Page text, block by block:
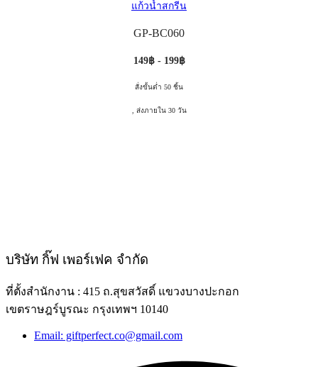
แก้วน้ำสกรีน
GP-BC060
149฿ - 199฿
สั่งขั้นต่ำ 50 ชิ้น
, ส่งภายใน 30 วัน
บริษัท กิ๊ฟ เพอร์เฟค จำกัด
ที่ตั้งสำนักงาน : 415 ถ.สุขสวัสดิ์ แขวงบางปะกอก
เขตราษฎร์บูรณะ กรุงเทพฯ 10140
Email: giftperfect.co@gmail.com